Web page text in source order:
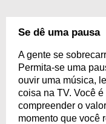
Se dê uma pausa
A gente se
Permita-se uma
ouvir uma música,
coisa na TV. Você
compreender o
momento que você